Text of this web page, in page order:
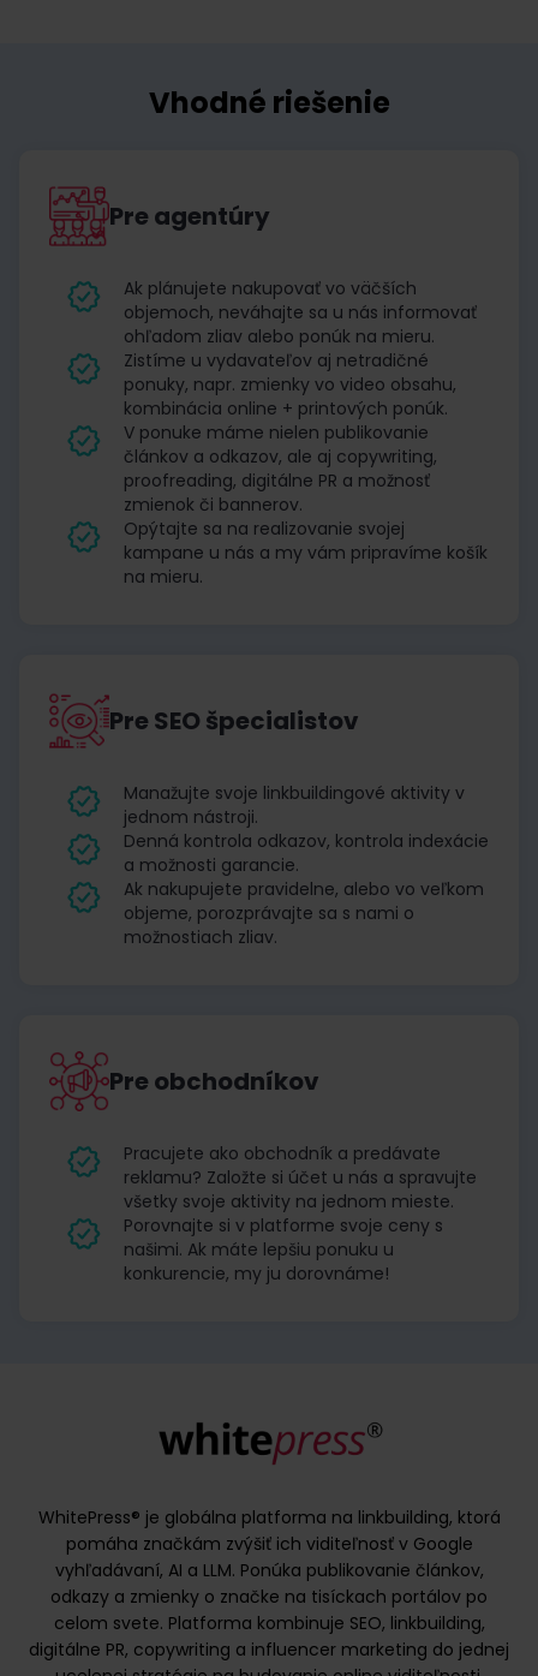
Vhodné riešenie
Pre agentúry
Ak plánujete nakupovať vo väčších
objemoch, neváhajte sa u nás informovať
ohľadom zliav alebo ponúk na mieru.
Zistíme u vydavateľov aj netradičné
ponuky, napr. zmienky vo video obsahu,
kombinácia online + printových ponúk.
V ponuke máme nielen publikovanie
článkov a odkazov, ale aj copywriting,
proofreading, digitálne PR a možnosť
zmienok či bannerov.
Opýtajte sa na realizovanie svojej
kampane u nás a my vám pripravíme košík
na mieru.
Pre SEO špecialistov
Manažujte svoje linkbuildingové aktivity v
jednom nástroji.
Denná kontrola odkazov, kontrola indexácie
a možnosti garancie.
Ak nakupujete pravidelne, alebo vo veľkom
objeme, porozprávajte sa s nami o
možnostiach zliav.
Pre obchodníkov
Pracujete ako obchodník a predávate
reklamu? Založte si účet u nás a spravujte
všetky svoje aktivity na jednom mieste.
Porovnajte si v platforme svoje ceny s
našimi. Ak máte lepšiu ponuku u
konkurencie, my ju dorovnáme!
WhitePress® je globálna platforma na linkbuilding, ktorá
pomáha značkám zvýšiť ich viditeľnosť v Google
vyhľadávaní, AI a LLM. Ponúka publikovanie článkov,
odkazy a zmienky o značke na tisíckach portálov po
celom svete. Platforma kombinuje SEO, linkbuilding,
digitálne PR, copywriting a influencer marketing do jednej